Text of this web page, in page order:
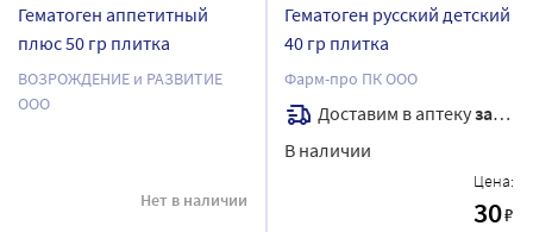
Гематоген аппетитный
плюс 50 гр плитка
ВОЗРОЖДЕНИЕ и РАЗВИТИЕ
ООО
Нет в наличии
Гематоген русский детский
40 гр плитка
Фарм-про ПК ООО
Доставим в аптекузавтра
В наличии
Цена:
30₽